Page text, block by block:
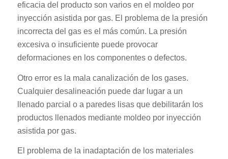
eficacia del producto son varios en el moldeo por
inyección asistida por gas. El problema de la presión
incorrecta del gas es el más común. La presión
excesiva o insuficiente puede provocar
deformaciones en los componentes o defectos.
Otro error es la mala canalización de los gases.
Cualquier desalineación puede dar lugar a un
llenado parcial o a paredes lisas que debilitarán los
productos llenados mediante moldeo por inyección
asistida por gas.
El problema de la inadaptación de los materiales